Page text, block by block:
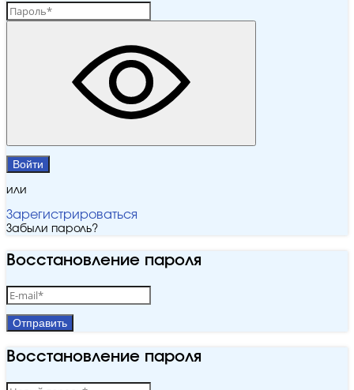
Войти
или
Зарегистрироваться
Забыли пароль?
Восстановление пароля
Отправить
Восстановление пароля